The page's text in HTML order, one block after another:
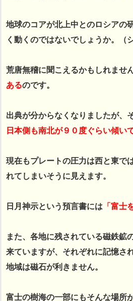
地球のコアが北上中とのロシアの
く動くのではないでしょうか。（
荒唐無稽に聞こえるかもしれませ
あるのです。
出典が分からなくなりましたが、
日本側も南北が９０度ぐらい傾い
現在もプレートの圧力は西と東で
れてしまいそうに見えます。
日月神示という預言書には 「富士
また、各地に残されている磁鉄鉱
来ていますが、それぞれに記憶さ
地域は磁石が利きません。
富士の樹海の一部にもそんな場所